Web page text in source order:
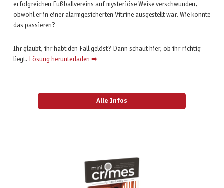
erfolgreichen Fußballvereins auf mysteriöse Weise verschwunden,
obwohl er in einer alarmgesicherten Vitrine ausgestellt war. Wie konnte
das passieren?
Ihr glaubt, ihr habt den Fall gelöst? Dann schaut hier, ob ihr richtig
liegt.
Lösung herunterladen ➡
Alle Infos